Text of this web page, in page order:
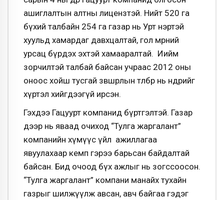
ашиглалтын алтны лицензтэй. Нийт 520 га
бүхий талбайн 254 га газар нь Урт нэртэй
хуульд хамардаг давхцалтай, гол мөрний
урсац бүрдэх эхтэй хамааралтай. Иийм
зөорчилтэй талбай байсан учраас 2012 оны
оноос хойш тусгай зөвшөөрлын төлбөр нь өнөөдрийг
хүртэл хийгдээгүй ирсэн.
Гэхдээ Гацуурт компанид бүртгэлтэй. Газар
дээр нь яваад очиход “Тулга жаргалант”
компанийн хүмүүс үйл ажиллагаа
явуулахаар кемп гэрээ барьсан байдалтай
байсан. Бид очоод бүх ажлыг нь зогссоосон.
“Тулга жаргалант” компани манайх тухайн
газрыг шилжүүлж авсан, авч байгаа гэдэг